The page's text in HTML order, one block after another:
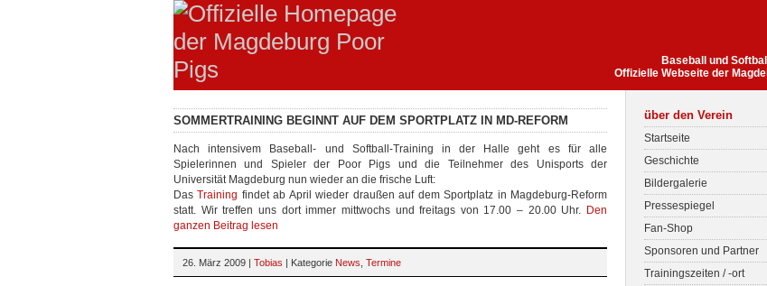
Baseball und
Offizielle Webseite der
SOMMERTRAINING BEGINNT AUF DEM SPORTPLATZ IN MD-REFORM
Nach intensivem Baseball- und Softball-Training in der Halle geht es für alle
Spielerinnen und Spieler der Poor Pigs und die Teilnehmer des Unisports der
Universität Magdeburg nun wieder an die frische Luft:
DasTraining findet ab April wieder draußen auf dem Sportplatz in Magdeburg-Reform
statt. Wir treffen uns dort immer mittwochs und freitags von 17.00 – 20.00 Uhr. Den
ganzen Beitrag lesen
26. März 2009 | Tobias | Kategorie News Termine
über den Verein
Startseite
Geschichte
Bildergalerie
Pressespiegel
Fan-Shop
Sponsoren und Partner
Trainingszeiten / -ort